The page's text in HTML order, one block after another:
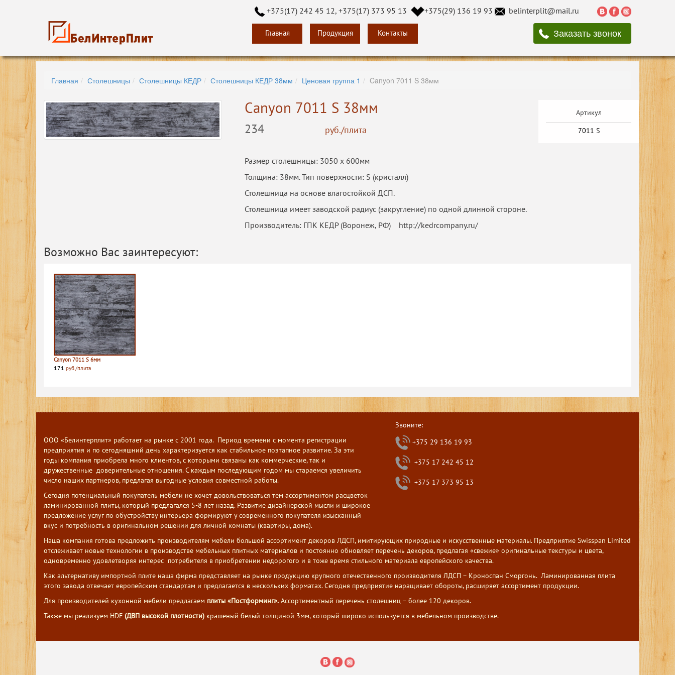
+375(17) 242 45 12, +375(17) 373 95 13 +375(29) 136 19 93 belinterplit@mail.ru
Главная Продукция Контакты Заказать звонок
Главная Столешницы Столешницы КЕДР Столешницы КЕДР 38мм Ценовая группа 1 Canyon 7011 S 38мм
Canyon 7011 S 38мм
234 руб./плита
Артикул
7011 S
Размер столешницы: 3050 х 600мм
Толщина: 38мм. Тип поверхности: S (кристалл)
Столешница на основе влагостойкой ДСП.
Столешница имеет заводской радиус (закругление) по одной длинной стороне.
Производитель: ГПК КЕДР (Воронеж, РФ) http://kedrcompany.ru/
Возможно Вас заинтересуют:
Canyon 7011 S 6мм
171 руб./плита
ООО «Белинтерплит» работает на рынке с 2001 года. Период времени с момента регистрации
предприятия и по сегодняшний день характеризуется как стабильное поэтапное развитие. За эти
годы компания приобрела много клиентов, с которыми связаны как коммерческие, так и
дружественные доверительные отношения. С каждым последующим годом мы стараемся увеличить
число наших партнеров, предлагая выгодные условия совместной работы.
Сегодня потенциальный покупатель мебели не хочет довольствоваться тем ассортиментом расцветок
ламинированной плиты, который предлагался 5-8 лет назад. Развитие дизайнерской мысли и широкое
предложение услуг по обустройству интерьера формируют у современного покупателя изысканный
вкус и потребность в оригинальном решении для личной комнаты (квартиры, дома).
Звоните:
+375 29 136 19 93
+375 17 242 45 12
+375 17 373 95 13
Наша компания готова предложить производителям мебели большой ассортимент декоров ЛДСП, имитирующих природные и искусственные материалы. Предприятие Swisspan Limited
отслеживает новые технологии в производстве мебельных плитных материалов и постоянно обновляет перечень декоров, предлагая «свежие» оригинальные текстуры и цвета,
одновременно удовлетворяя интерес потребителя в приобретении недорогого и в тоже время стильного материала европейского качества.
Как альтернативу импортной плите наша фирма представляет на рынке продукцию крупного отечественного производителя ЛДСП – Кроноспан Сморгонь. Ламинированная плита
этого завода отвечает европейским стандартам и предлагается в нескольких форматах. Сегодня предприятие наращивает обороты, расширяет ассортимент продукции.
Для производителей кухонной мебели предлагаем плиты «Постформинг». Ассортиментный перечень столешниц – более 120 декоров.
Также мы реализуем HDF (ДВП высокой плотности) крашеный белый толщиной 3мм, который широко используется в мебельном производстве.